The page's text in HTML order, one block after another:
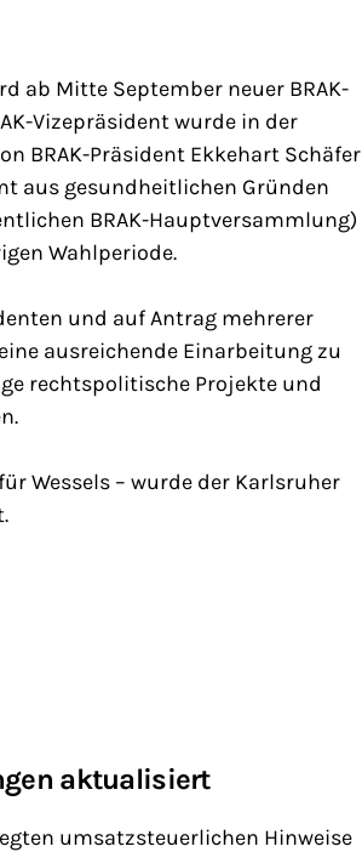
ab Mitte September neuer BRAK-
Vizepräsident wurde in der
BRAK-Präsident Ekkehart Schäfer
aus gesundheitlichen Gründen
BRAK-Hauptversammlung)
Wahlperiode.
und auf Antrag mehrerer
ausreichende Einarbeitung zu
rechtspolitische Projekte und
Wessels – wurde der Karlsruher
aktualisiert
umsatzsteuerlichen Hinweise